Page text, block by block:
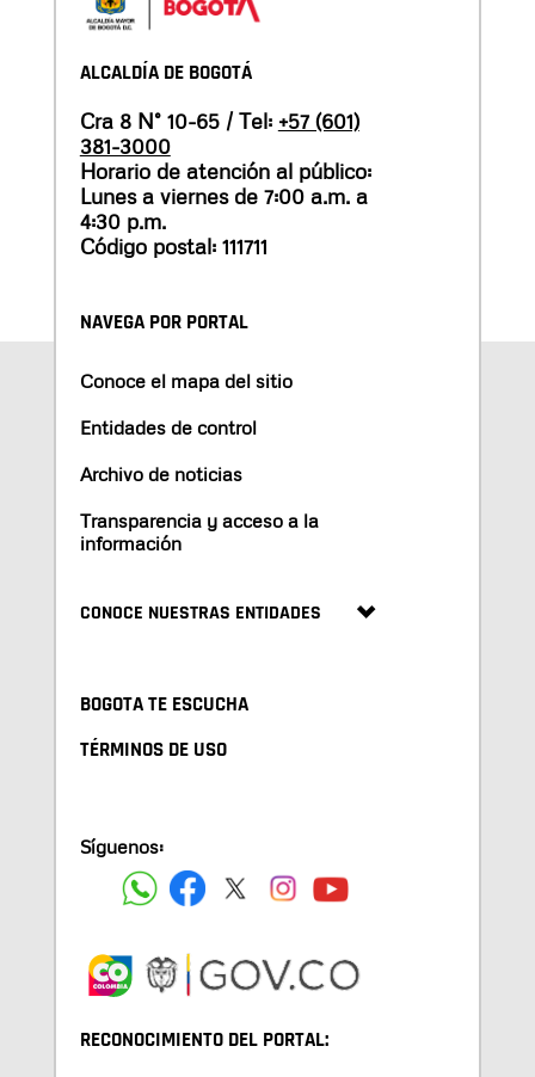
ALCALDÍA DE BOGOTÁ
Cra 8 N° 10-65 / Tel: +57 (601)
381-3000
Horario de atención al público:
Lunes a viernes de 7:00 a.m. a
4:30 p.m.
Código postal: 111711
NAVEGA POR PORTAL
Conoce el mapa del sitio
Entidades de control
Archivo de noticias
Transparencia y acceso a la
información
CONOCE NUESTRAS ENTIDADES
BOGOTA TE ESCUCHA
TÉRMINOS DE USO
Síguenos:
RECONOCIMIENTO DEL PORTAL: